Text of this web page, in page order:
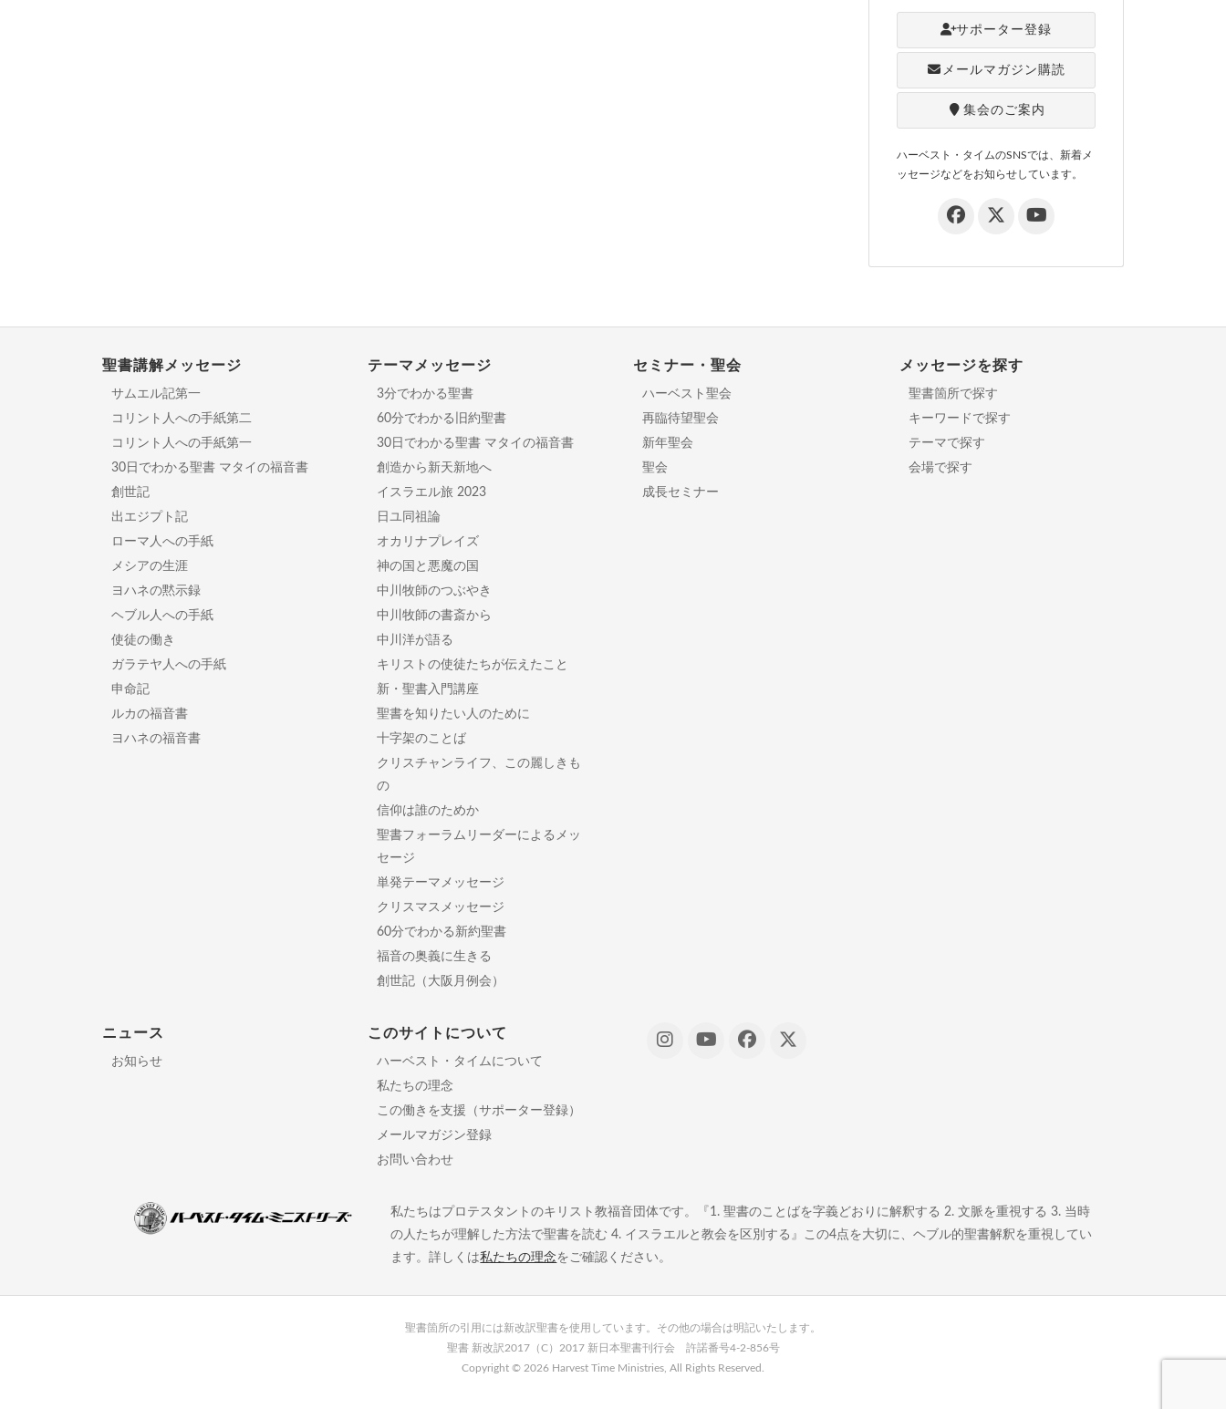
サポーター登録
メールマガジン購読
集会のご案内
ハーベスト・タイムのSNSでは、新着メ
ッセージなどをお知らせしています。
聖書講解メッセージ
サムエル記第一
コリント人への手紙第二
コリント人への手紙第一
30日でわかる聖書 マタイの福音書
創世記
出エジプト記
ローマ人への手紙
メシアの生涯
ヨハネの黙示録
ヘブル人への手紙
使徒の働き
ガラテヤ人への手紙
申命記
ルカの福音書
ヨハネの福音書
テーマメッセージ
3分でわかる聖書
60分でわかる旧約聖書
30日でわかる聖書 マタイの福音書
創造から新天新地へ
イスラエル旅 2023
日ユ同祖論
オカリナプレイズ
神の国と悪魔の国
中川牧師のつぶやき
中川牧師の書斎から
中川洋が語る
キリストの使徒たちが伝えたこと
新・聖書入門講座
聖書を知りたい人のために
十字架のことば
クリスチャンライフ、この麗しきも
の
信仰は誰のためか
聖書フォーラムリーダーによるメッ
セージ
単発テーマメッセージ
クリスマスメッセージ
60分でわかる新約聖書
福音の奥義に生きる
創世記（大阪月例会）
セミナー・聖会
ハーベスト聖会
再臨待望聖会
新年聖会
聖会
成長セミナー
メッセージを探す
聖書箇所で探す
キーワードで探す
テーマで探す
会場で探す
ニュース
お知らせ
このサイトについて
ハーベスト・タイムについて
私たちの理念
この働きを支援（サポーター登録）
メールマガジン登録
お問い合わせ
私たちはプロテスタントのキリスト教福音団体です。『1. 聖書のことばを字義どおりに解釈する 2. 文脈を重視する 3. 当時
の人たちが理解した方法で聖書を読む 4. イスラエルと教会を区別する』この4点を大切に、ヘブル的聖書解釈を重視してい
ます。詳しくは私たちの理念をご確認ください。
聖書箇所の引用には新改訳聖書を使用しています。その他の場合は明記いたします。
聖書 新改訳2017（C）2017 新日本聖書刊行会 許諾番号4-2-856号
Copyright © 2026 Harvest Time Ministries, All Rights Reserved.